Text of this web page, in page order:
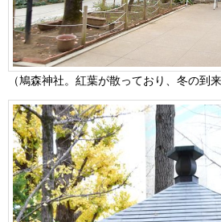
（鳩森神社。紅葉が散っており、冬の到